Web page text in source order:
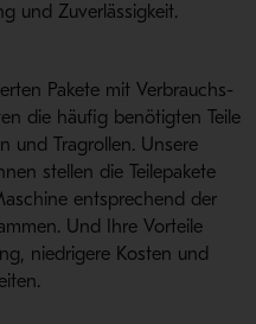
und Zuverlässigkeit.
Pakete mit Verbrauchs-
die häufig benötigten Teile
und Tragrollen. Unsere
stellen die Teilepakete
entsprechend der
Und Ihre Vorteile
niedrigere Kosten und